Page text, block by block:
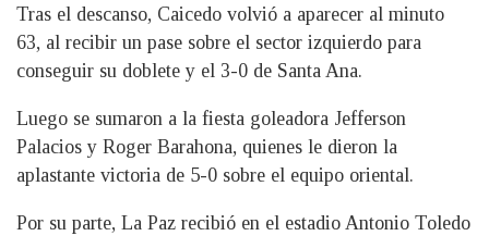
Tras el descanso, Caicedo volvió a aparecer al minuto
63, al recibir un pase sobre el sector izquierdo para
conseguir su doblete y el 3-0 de Santa Ana.
Luego se sumaron a la fiesta goleadora Jefferson
Palacios y Roger Barahona, quienes le dieron la
aplastante victoria de 5-0 sobre el equipo oriental.
Por su parte, La Paz recibió en el estadio Antonio Toledo